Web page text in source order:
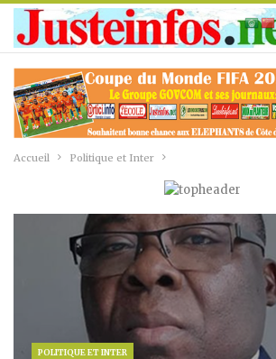
Accueil Politique et Inter
POLITIQUE ET INTER